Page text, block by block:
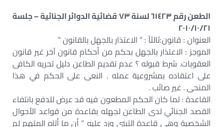
الطعن رقم ٦١٤٢٣ لسنة ٧٣ قضائية الدوائر الجنائية – جلسة
٢٠١٠/١٠/٢١
العنوان : قانون:ثالثاً : ” الاعتذار بالجهل بالقانون ”
الموجز : الاعتذار بالجهل بحكم من أحكام قانون آخر غير قانون
العقوبات. شرط قبوله ؟ عدم تقديم الطاعن دليل تحريه الكافى
على اعتقاده بمشروعية عمله . النعى على الحكم في هذا
المنحى . غير صائب .
القاعدة : لما كان الحكم المطعون فيه قد عرض للدفع بانتفاء
القصد الجنائي لدى الطاعن لجهله بقاعدة من قواعد الأحوال
الشخصية وهى قاعدة التبني ورد عليه ” أن ما أتاه المتهم لم